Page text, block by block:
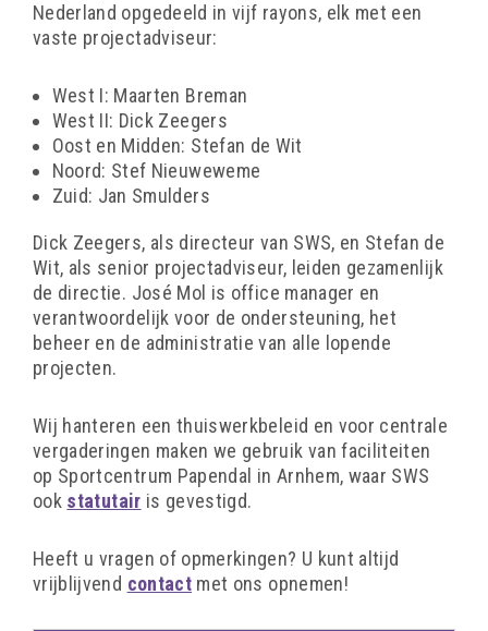
Nederland opgedeeld in vijf rayons, elk met een
vaste projectadviseur:
West I: Maarten Breman
West II: Dick Zeegers
Oost en Midden: Stefan de Wit
Noord: Stef Nieuweweme
Zuid: Jan Smulders
Dick Zeegers, als directeur van SWS, en Stefan de
Wit, als senior projectadviseur, leiden gezamenlijk
de directie. José Mol is office manager en
verantwoordelijk voor de ondersteuning, het
beheer en de administratie van alle lopende
projecten.
Wij hanteren een thuiswerkbeleid en voor centrale
vergaderingen maken we gebruik van faciliteiten
op Sportcentrum Papendal in Arnhem, waar SWS
ook statutair is gevestigd.
Heeft u vragen of opmerkingen? U kunt altijd
vrijblijvend contact met ons opnemen!